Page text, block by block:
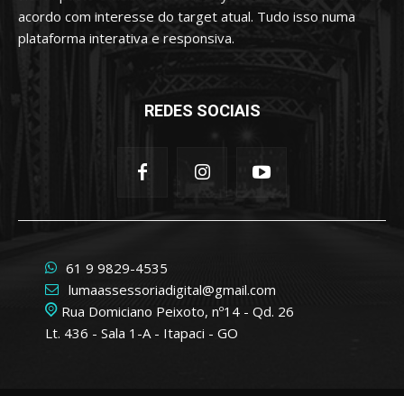
acordo com interesse do target atual. Tudo isso numa
plataforma interativa e responsiva.
REDES SOCIAIS
61 9 9829-4535
lumaassessoriadigital@gmail.com
Rua Domiciano Peixoto, nº14 - Qd. 26
Lt. 436 - Sala 1-A - Itapaci - GO